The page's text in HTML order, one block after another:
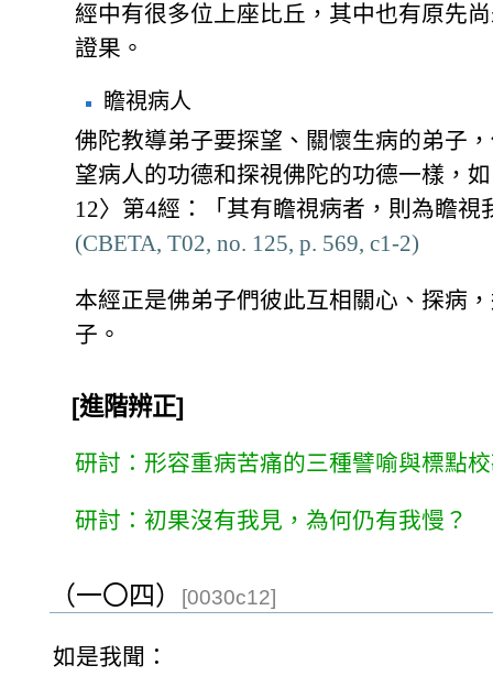
經中有很多位上座比丘，其中也有原先
證果。
瞻視病人
佛陀教導弟子要探望、關懷生病的弟子
望病人的功德和探視佛陀的功德一樣，
12〉第4經：「其有瞻視病者，則為瞻
(CBETA, T02, no. 125, p. 569, c1-2)
本經正是佛弟子們彼此互相關心、探病
子。
[進階辨正]
研討：形容重病苦痛的三種譬喻與標點
研討：初果沒有我見，為何仍有我慢？
（一〇四） [0030c12]
如是我聞：